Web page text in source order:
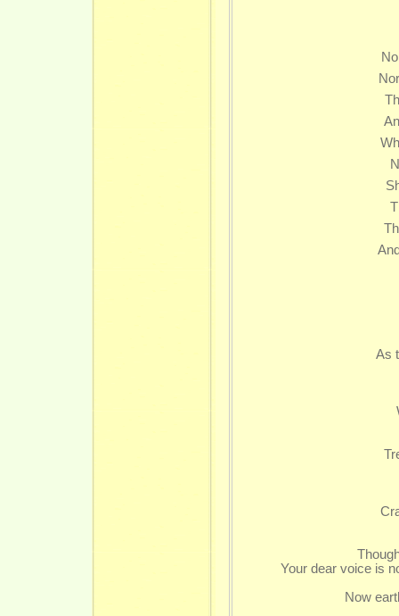
No
Nor
The
And
What
Not
Shall
The
Their
And
As
Though
Your dear voice is
Now